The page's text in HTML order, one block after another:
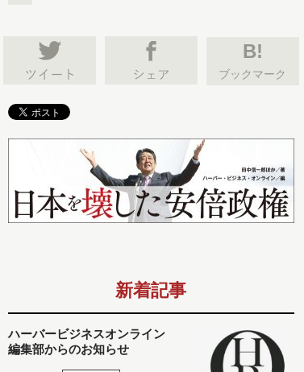
B!
ブックマーク
新着記事
ハーバービジネスオンライン
編集部からのお知らせ